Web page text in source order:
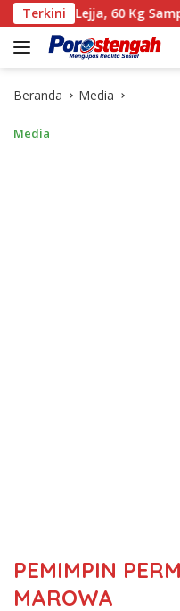
Langsung
ke
konten
Terkini
60 Kg Sampah Plastik
Beranda Media
Media
PEMIMPIN
MAROWA